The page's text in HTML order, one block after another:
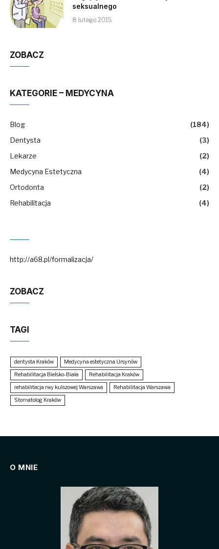
seksualnego
8 lutego 2015
ZOBACZ
KATEGORIE – MEDYCYNA
Blog
(184)
Dentysta
(3)
Lekarze
(2)
Medycyna Estetyczna
(4)
Ortodonta
(2)
Rehabilitacja
(4)
http://a68.pl/formalizacja/
ZOBACZ
TAGI
dentysta Kraków
Medycyna estetyczna Ursynów
Rehabilitacja Bielsko-Biała
Rehabilitacja Kraków
rehabilitacja rwy kulszowej Warszawa
Rehabilitacja Warszawa
Stomatolog Kraków
O MNIE